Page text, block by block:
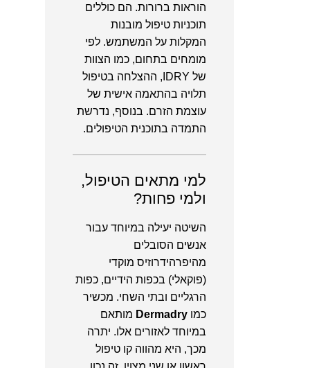
הוראות ברורות. הם כוללים
תוכניות טיפול מובנות
המקלות על המשתמש. לפי
מומחים בתחום, כמו הצוות
של IDRY, ההצלחה בטיפול
תלויה בהתאמה אישית של
עוצמת הזרם. בנוסף, נדרשת
התמדה בתוכנית הטיפולים.
למי מתאים הטיפול,
ולמי פחות?
השיטה יעילה במיוחד עבור
אנשים הסובלים
מהיפרהידרוזיס מוקדי
(פוקאלי) בכפות הידיים, כפות
הרגליים ובתי השחי. מכשיר
כמו Dermadry מותאם
במיוחד לאזורים אלו. יתרה
מכך, היא מהווה קו טיפול